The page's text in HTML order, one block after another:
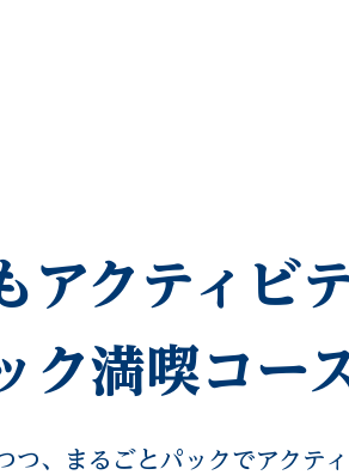
アクティビ
ク満喫コー
つ、まるごとパックでアクテ